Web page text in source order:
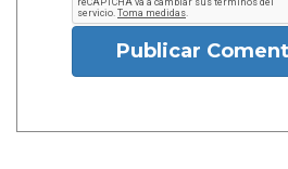
Publicar